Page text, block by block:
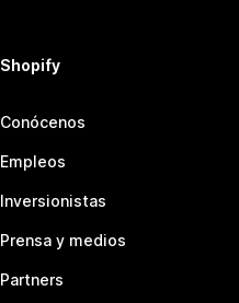
Shopify
Conócenos
Empleos
Inversionistas
Prensa y medios
Partners